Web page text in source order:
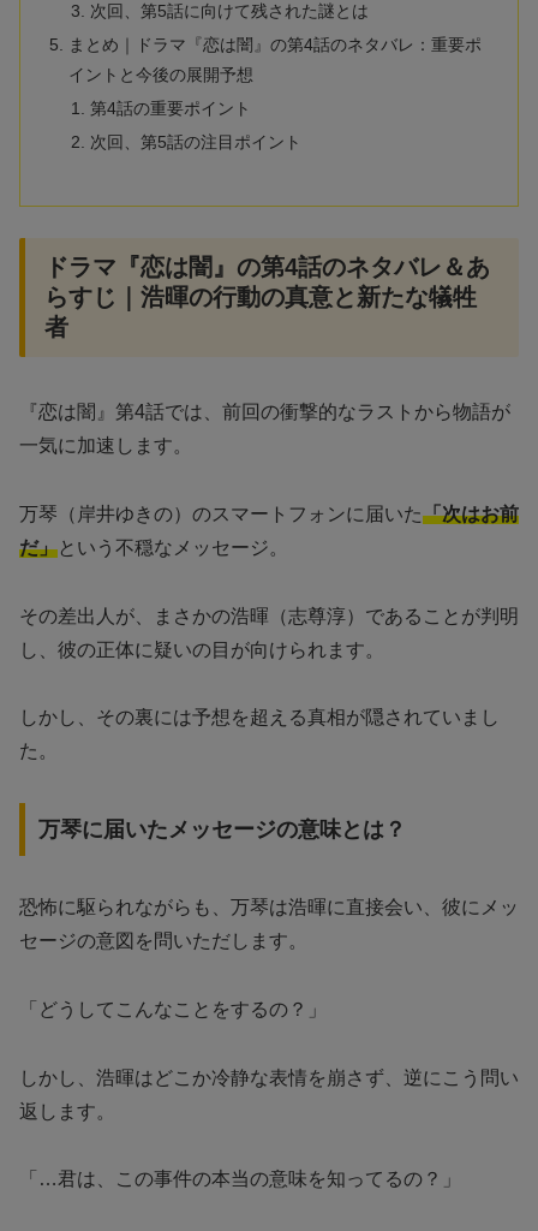
次回、第5話に向けて残された謎とは
まとめ｜ドラマ『恋は闇』の第4話のネタバレ：重要ポ
イントと今後の展開予想
第4話の重要ポイント
次回、第5話の注目ポイント
ドラマ『恋は闇』の第4話のネタバレ＆あ
らすじ｜浩暉の行動の真意と新たな犠牲
者
『恋は闇』第4話では、前回の衝撃的なラストから物語が
一気に加速します。
万琴（岸井ゆきの）のスマートフォンに届いた「次はお前
だ」という不穏なメッセージ。
その差出人が、まさかの浩暉（志尊淳）であることが判明
し、彼の正体に疑いの目が向けられます。
しかし、その裏には予想を超える真相が隠されていまし
た。
万琴に届いたメッセージの意味とは？
恐怖に駆られながらも、万琴は浩暉に直接会い、彼にメッ
セージの意図を問いただします。
「どうしてこんなことをするの？」
しかし、浩暉はどこか冷静な表情を崩さず、逆にこう問い
返します。
「…君は、この事件の本当の意味を知ってるの？」